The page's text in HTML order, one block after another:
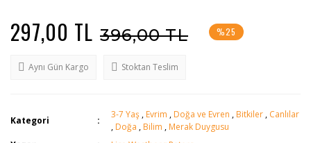
297,00 TL 396,00 TL %25
Aynı Gün Kargo Stoktan Teslim
Kategori
3-7 Yaş , Evrim , Doğa ve Evren , Bitkiler , Canlılar
, Doğa , Bilim , Merak Duygusu